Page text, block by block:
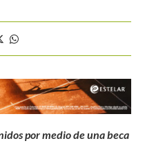
por medio de una beca